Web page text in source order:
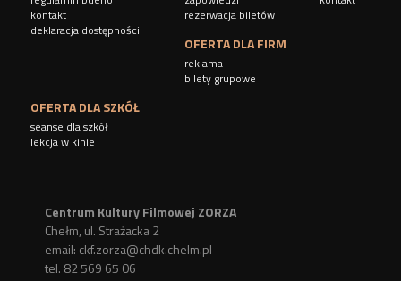
kontakt
deklaracja dostępności
rezerwacja biletów
OFERTA DLA FIRM
reklama
bilety grupowe
OFERTA DLA SZKÓŁ
seanse dla szkół
lekcja w kinie
Centrum Kultury Filmowej ZORZA
Chełm, ul. Strażacka 2
email: ckf.zorza@chdk.chelm.pl
tel. 82 569 65 06